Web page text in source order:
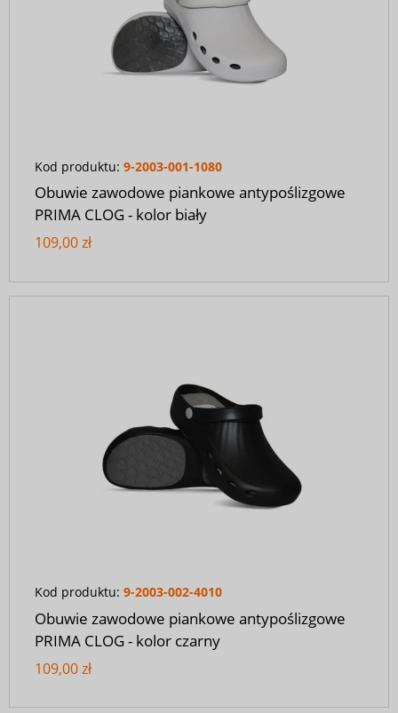
Kod produktu: 9-2003-001-1080
Obuwie zawodowe piankowe antypoślizgowe
PRIMA CLOG - kolor biały
109,00 zł
Kod produktu: 9-2003-002-4010
Obuwie zawodowe piankowe antypoślizgowe
PRIMA CLOG - kolor czarny
109,00 zł